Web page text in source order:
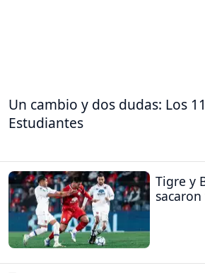
Un cambio y dos dudas: Los
Estudiantes
Tigre y